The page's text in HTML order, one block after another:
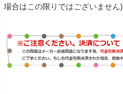
場合はこの限りではございません)